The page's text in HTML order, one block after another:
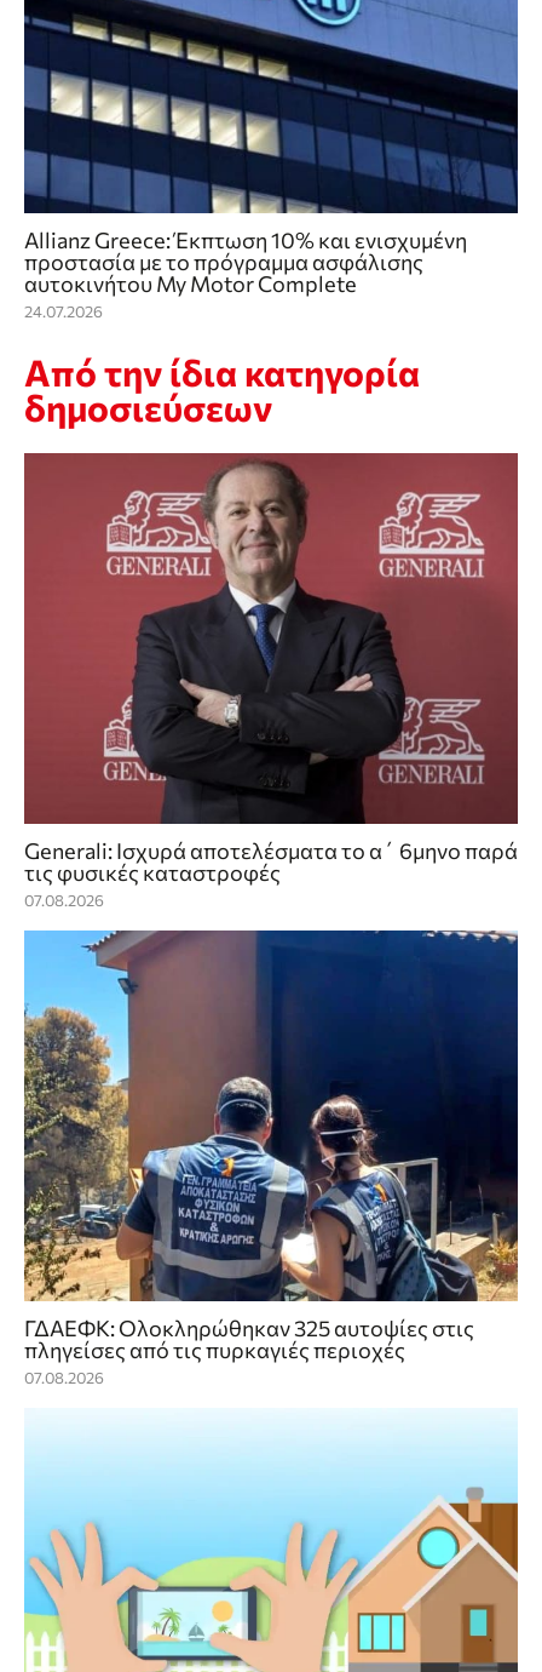
Allianz Greece: Έκπτωση 10% και ενισχυμένη
προστασία με το πρόγραμμα ασφάλισης
αυτοκινήτου My Motor Complete
24.07.2026
Από την ίδια κατηγορία
δημοσιεύσεων
Generali: Ισχυρά αποτελέσματα το α΄ 6μηνο παρά
τις φυσικές καταστροφές
07.08.2026
ΓΔΑΕΦΚ: Ολοκληρώθηκαν 325 αυτοψίες στις
πληγείσες από τις πυρκαγιές περιοχές
07.08.2026